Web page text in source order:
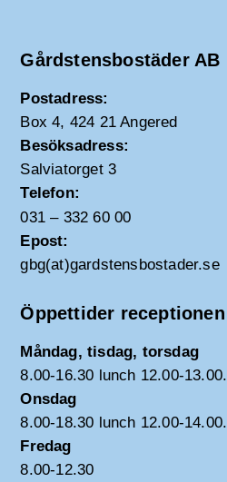
Gårdstensbostäder AB
Postadress:
Box 4, 424 21 Angered
Besöksadress:
Salviatorget 3
Telefon:
031 – 332 60 00
Epost:
gbg(at)gardstensbostader.se
Öppettider receptionen
Måndag, tisdag, torsdag
8.00-16.30 lunch 12.00-13.00.
Onsdag
8.00-18.30 lunch 12.00-14.00.
Fredag
8.00-12.30